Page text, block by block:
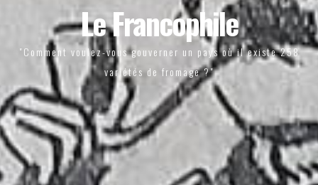
Le Francophile
"Comment voulez-vous gouverner un pays où il existe 258
variétés de fromage ?"